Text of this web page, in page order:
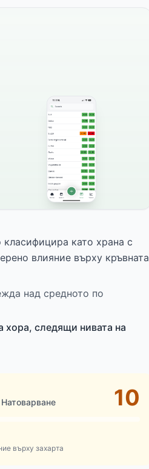
като храна с
влияние върху кръвната
над средното по
хора, следящи нивата на
10
върху захарта